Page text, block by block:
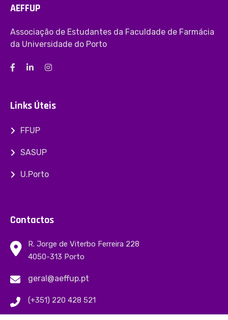
AEFFUP
Associação de Estudantes da Faculdade de Farmácia
da Universidade do Porto
Links Úteis
FFUP
SASUP
U.Porto
Contactos
R. Jorge de Viterbo Ferreira 228
4050-313 Porto
geral@aeffup.pt
(+351) 220 428 521